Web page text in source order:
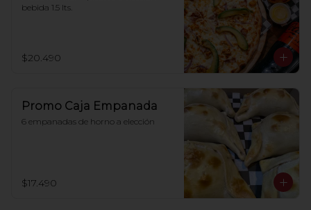
bebida 1.5 lts.
$20.490
Promo Caja Empanada
6 empanadas de horno a elección
$17.490